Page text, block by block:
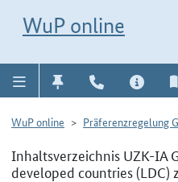
WuP online
WuP online Präferenzregelung
Inhaltsverzeichnis UZK-IA
developed countries (LDC)